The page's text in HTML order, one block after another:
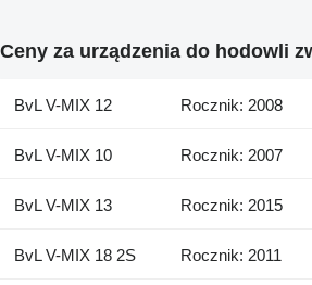
Ceny za urządzenia do hodowli
BvL V-MIX 12 Rocznik: 2008
BvL V-MIX 10 Rocznik: 2007
BvL V-MIX 13 Rocznik: 2015
BvL V-MIX 18 2S Rocznik: 2011